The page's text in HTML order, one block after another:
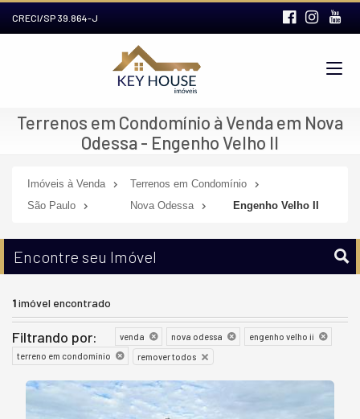
CRECI/SP 39.864-J
Terrenos em Condomínio à Venda em Nova
Odessa - Engenho Velho II
Imóveis à Venda
Terrenos em Condomínio
São Paulo
Nova Odessa Engenho Velho II
Encontre seu Imóvel
1imóvel encontrado
Filtrando por: venda nova odessa
engenho velho ii
terreno em condomínio
remover todos